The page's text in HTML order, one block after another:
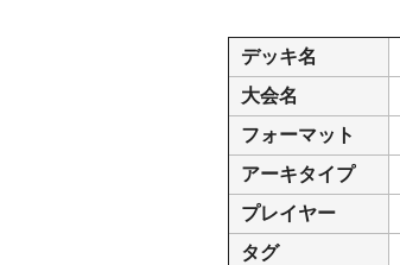
デッキ名
大会名
フォーマット
アーキタイプ
プレイヤー
タグ